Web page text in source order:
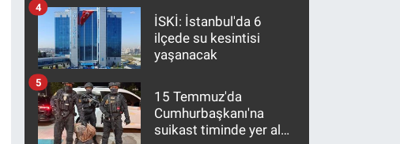
İSKİ: İstanbul'da 6
ilçede su kesintisi
yaşanacak
4
15 Temmuz'da
Cumhurbaşkanı'na
suikast timinde yer alan
5